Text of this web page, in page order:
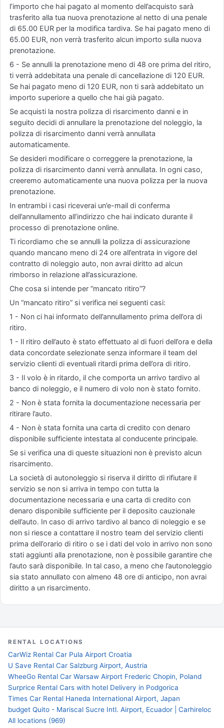
l’importo che hai pagato al momento dell’acquisto sarà
trasferito alla tua nuova prenotazione al netto di una penale
di 65.00 EUR per la modifica tardiva. Se hai pagato meno di
65.00 EUR, non verrà trasferito alcun importo sulla nuova
prenotazione.
6 - Se annulli la prenotazione meno di 48 ore prima del ritiro,
ti verrà addebitata una penale di cancellazione di 120 EUR.
Se hai pagato meno di 120 EUR, non ti sarà addebitato un
importo superiore a quello che hai già pagato.
Se acquisti la nostra polizza di risarcimento danni e in
seguito decidi di annullare la prenotazione del noleggio, la
polizza di risarcimento danni verrà annullata
automaticamente.
Se desideri modificare o correggere la prenotazione, la
polizza di risarcimento danni verrà annullata. In ogni caso,
creeremo automaticamente una nuova polizza per la nuova
prenotazione.
In entrambi i casi riceverai un’e-mail di conferma
dell’annullamento all’indirizzo che hai indicato durante il
processo di prenotazione online.
Ti ricordiamo che se annulli la polizza di assicurazione
quando mancano meno di 24 ore all’entrata in vigore del
contratto di noleggio auto, non avrai diritto ad alcun
rimborso in relazione all’assicurazione.
Che cosa si intende per “mancato ritiro”?
Un “mancato ritiro” si verifica nei seguenti casi:
1 - Non ci hai informato dell’annullamento prima dell’ora di
ritiro.
1 - Il ritiro dell’auto è stato effettuato al di fuori dell’ora e della
data concordate selezionate senza informare il team del
servizio clienti di eventuali ritardi prima dell’ora di ritiro.
3 - Il volo è in ritardo, il che comporta un arrivo tardivo al
banco di noleggio, e il numero di volo non è stato fornito.
2 - Non è stata fornita la documentazione necessaria per
ritirare l’auto.
4 - Non è stata fornita una carta di credito con denaro
disponibile sufficiente intestata al conducente principale.
Se si verifica una di queste situazioni non è previsto alcun
risarcimento.
La società di autonoleggio si riserva il diritto di rifiutare il
servizio se non si arriva in tempo con tutta la
documentazione necessaria e una carta di credito con
denaro disponibile sufficiente per il deposito cauzionale
dell’auto. In caso di arrivo tardivo al banco di noleggio e se
non si riesce a contattare il nostro team del servizio clienti
prima dell’orario di ritiro o se i dati del volo in arrivo non sono
stati aggiunti alla prenotazione, non è possibile garantire che
l’auto sarà disponibile. In tal caso, a meno che l’autonoleggio
sia stato annullato con almeno 48 ore di anticipo, non avrai
diritto a un risarcimento.
RENTAL LOCATIONS
CarWiz Rental Car Pula Airport Croatia
U Save Rental Car Salzburg Airport, Austria
WheeGo Rental Car Warsaw Airport Frederic Chopin, Poland
Surprice Rental Cars with hotel Delivery in Podgorica
Times Car Rental Haneda International Airport, Japan
budget Quito - Mariscal Sucre Intl. Airport, Ecuador | Carhireloc
All locations (969)